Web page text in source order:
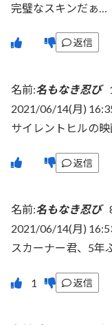
完璧なスキンだぁ…
返信
名前:名もなき忍び
2021/06/14(月)
サイレントヒルの
返信
名前:名もなき忍び
2021/06/14(月)
スカーナー君、5年
返信